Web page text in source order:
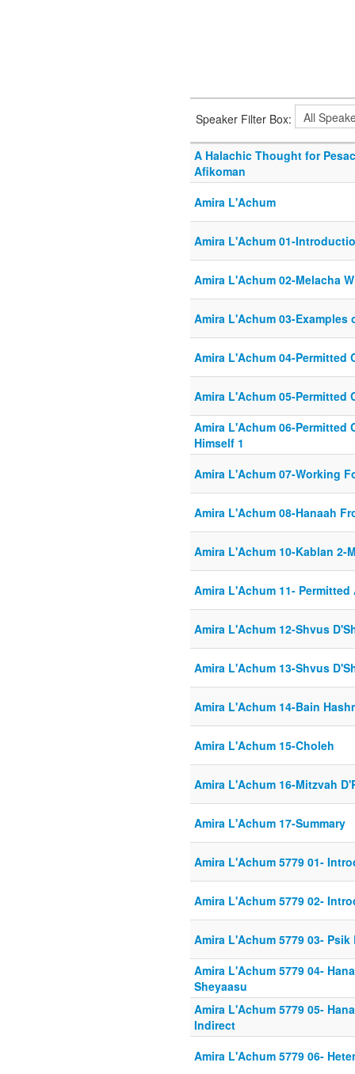
Speaker Filter Box:
A Halachic Thought for
Afikoman
Amira L'Achum
Amira L'Achum 01-
Amira L'Achum 02-Melacha
Amira L'Achum 03-
Amira L'Achum 04-Permitted
Amira L'Achum 05-Permitted
Amira L'Achum 06-Permitted
Himself 1
Amira L'Achum 07-Working
Amira L'Achum 08-Hanaah
Amira L'Achum 10-Kablan 2-
Amira L'Achum 11-
Amira L'Achum 12-Shvus
Amira L'Achum 13-Shvus
Amira L'Achum 14-Bain
Amira L'Achum 15-Choleh
Amira L'Achum 16-Mitzvah
Amira L'Achum 17-Summary
Amira L'Achum 5779 01-
Amira L'Achum 5779 02-
Amira L'Achum 5779 03- Psik
Amira L'Achum 5779 04-
Sheyaasu
Amira L'Achum 5779 05-
Indirect
Amira L'Achum 5779 06-